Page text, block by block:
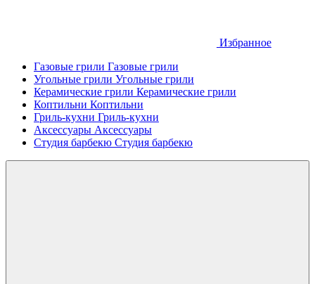
Избранное
Газовые грили Газовые грили
Угольные грили Угольные грили
Керамические грили Керамические грили
Коптильни Коптильни
Гриль-кухни Гриль-кухни
Аксессуары Аксессуары
Студия барбекю Студия барбекю